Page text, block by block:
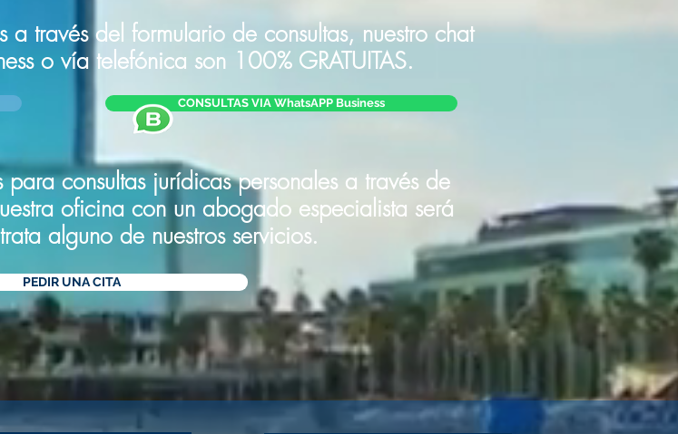
a través del formulario de consultas, nuestro chat
o vía telefónica son 100% GRATUITAS.
CONSULTAS VIA WhatsAPP Business
consultas jurídicas personales a través de
oficina con un abogado especialista será
alguno de nuestros servicios.
PEDIR UNA CITA